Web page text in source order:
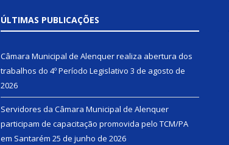
ÚLTIMAS PUBLICAÇÕES
Câmara Municipal de Alenquer realiza abertura dos
trabalhos do 4º Período Legislativo 3 de agosto de
2026
Servidores da Câmara Municipal de Alenquer
participam de capacitação promovida pelo TCM/PA
em Santarém 25 de junho de 2026